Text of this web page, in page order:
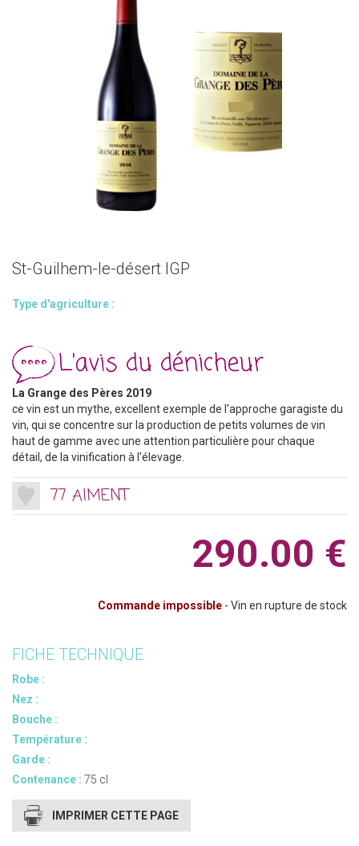
St-Guilhem-le-désert IGP
Type d'agriculture :
L'avis du dénicheur
La Grange des Pères 2019
ce vin est un mythe, excellent exemple de l'approche garagiste du
vin, qui se concentre sur la production de petits volumes de vin
haut de gamme avec une attention particulière pour chaque
détail, de la vinification à l'élevage.
77 AIMENT
290.00 €
Commande impossible - Vin en rupture de stock
FICHE TECHNIQUE
Robe :
Nez :
Bouche :
Température :
Garde :
Contenance : 75 cl
IMPRIMER CETTE PAGE